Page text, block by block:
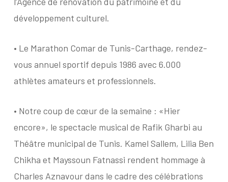
développement culturel.
• Le Marathon Comar de Tunis-Carthage, rendez-
vous annuel sportif depuis 1986 avec 6.000
athlètes amateurs et professionnels.
• Notre coup de cœur de la semaine : «Hier
encore», le spectacle musical de Rafik Gharbi au
Théâtre municipal de Tunis. Kamel Sallem, Lilia Ben
Chikha et Mayssoun Fatnassi rendent hommage à
Charles Aznavour dans le cadre des célébrations